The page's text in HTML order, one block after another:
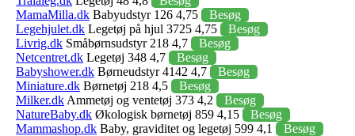
MamaMilla.dk Babyudstyr 126 4,75
Besøg
Legehjulet.dk Legetøj på hjul 3725 4,75
Besøg
Livrig.dk Småbørnsudstyr 218 4,7
Besøg
Netcentret.dk Legetøj 348 4,7
Besøg
Babyshower.dk Børneudstyr 4142 4,7
Besøg
Miniature.dk Børnetøj 218 4,5
Besøg
Milker.dk Ammetøj og ventetøj 373 4,2
Besøg
NatureBaby.dk Økologisk børnetøj 859 4,15
Besøg
Mammashop.dk Baby, graviditet og legetøj 599 4,1
Besøg